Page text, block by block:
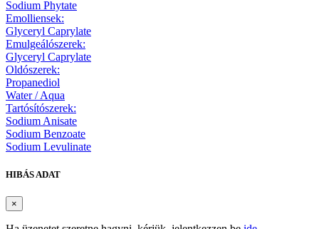
Sodium Phytate
Emolliensek:
Glyceryl Caprylate
Emulgeálószerek:
Glyceryl Caprylate
Oldószerek:
Propanediol
Water / Aqua
Tartósítószerek:
Sodium Anisate
Sodium Benzoate
Sodium Levulinate
HIBÁS ADAT
×